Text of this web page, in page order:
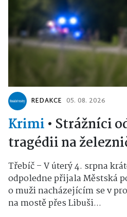
REDAKCE 05. 08. 2026
Krimi • Strážníci
tragédii na
Třebíč – V úterý 4. srpna
odpoledne přijala Městská
o muži nacházejícím se v
na mostě přes Libuši...